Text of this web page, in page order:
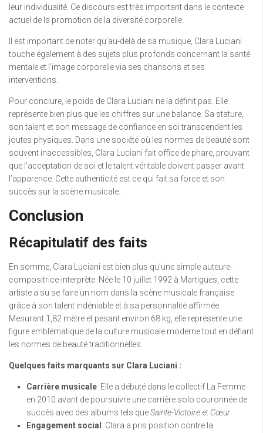
leur individualité. Ce discours est très important dans le contexte
actuel de la promotion de la diversité corporelle.
Il est important de noter qu’au-delà de sa musique, Clara Luciani
touche également à des sujets plus profonds concernant la santé
mentale et l’image corporelle via ses chansons et ses
interventions.
Pour conclure, le poids de Clara Luciani ne la définit pas. Elle
représente bien plus que les chiffres sur une balance. Sa stature,
son talent et son message de confiance en soi transcendent les
joutes physiques. Dans une société où les normes de beauté sont
souvent inaccessibles, Clara Luciani fait office de phare, prouvant
que l’acceptation de soi et le talent véritable doivent passer avant
l’apparence. Cette authenticité est ce qui fait sa force et son
succès sur la scène musicale.
Conclusion
Récapitulatif des faits
En somme, Clara Luciani est bien plus qu’une simple auteure-
compositrice-interprète. Née le 10 juillet 1992 à Martigues, cette
artiste a su se faire un nom dans la scène musicale française
grâce à son talent indéniable et à sa personnalité affirmée.
Mesurant 1,82 mètre et pesant environ 68 kg, elle représente une
figure emblématique de la culture musicale moderne tout en défiant
les normes de beauté traditionnelles.
Quelques faits marquants sur Clara Luciani :
Carrière musicale: Elle a débuté dans le collectif La Femme
en 2010 avant de poursuivre une carrière solo couronnée de
succès avec des albums tels queSainte-Victoire et Cœur.
Engagement social : Clara a pris position contre la